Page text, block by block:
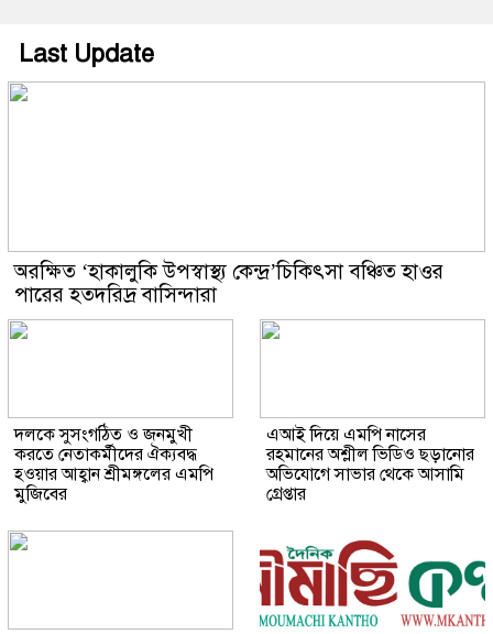
Last Update
অরক্ষিত ‘হাকালুকি উপস্বাস্থ্য কেন্দ্র’চিকিৎসা বঞ্চিত হাওর
পারের হতদরিদ্র বাসিন্দারা
দলকে সুসংগঠিত ও জনমুখী
করতে নেতাকর্মীদের ঐক্যবদ্ধ
হওয়ার আহ্বান শ্রীমঙ্গলের এমপি
মুজিবের
এআই দিয়ে এমপি নাসের
রহমানের অশ্লীল ভিডিও ছড়ানোর
অভিযোগে সাভার থেকে আসামি
গ্রেপ্তার